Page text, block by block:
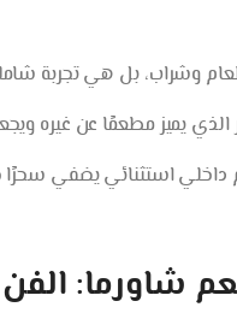
وشراب، بل هي تجربة
يميز مطعمًا عن غيره
استثنائي يضفي سحرًا
شاورما: